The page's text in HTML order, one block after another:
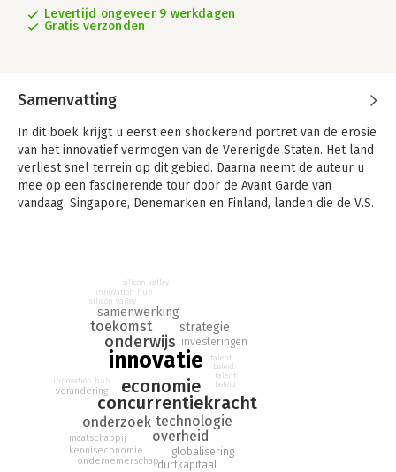
Levertijd ongeveer 9 werkdagen
Gratis verzonden
Samenvatting
In dit boek krijgt u eerst een shockerend portret van de erosie
van het innovatief vermogen van de Verenigde Staten. Het land
verliest snel terrein op dit gebied. Daarna neemt de auteur u
mee op een fascinerende tour door de Avant Garde van
vandaag. Singapore, Denemarken en Finland, landen die de V.S.
innovatie
economie
concurrentiekracht
onderwijs
technologie
overheid
onderzoek
toekomst
samenwerking
strategie
investeringen
globalisering
durfkapitaal
ondernemerschap
kenniseconomie
maatschappij
verandering
innovation hub
talent
beleid
silicon valley
innovation hub
talent
beleid
silicon valley